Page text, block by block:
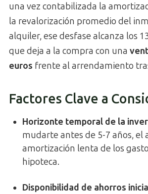
una vez contabilizada la
la revalorización promedio del
alquiler, ese desfase alcanza los
que deja a la compra con una
euros frente al arrendamiento
Factores Clave a
Horizonte temporal de la
mudarte antes de 5-7 años, el
amortización lenta de los
hipoteca.
Disponibilidad de ahorros